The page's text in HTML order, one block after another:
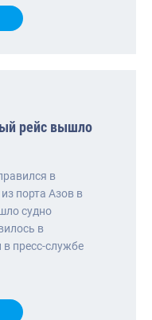
рейс вышло
в
порта Азов в
судно
в
пресс-службе